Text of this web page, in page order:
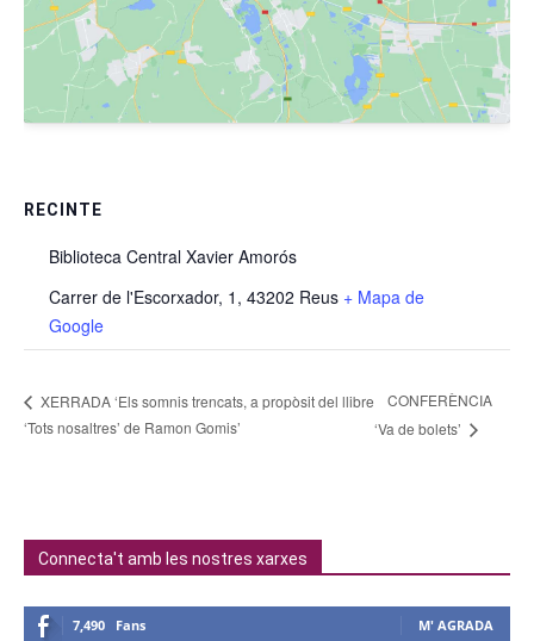
RECINTE
Biblioteca Central Xavier Amorós
Carrer de l'Escorxador, 1, 43202 Reus + Mapa de
Google
XERRADA ‘Els somnis trencats, a propòsit del llibre
‘Tots nosaltres’ de Ramon Gomis’
CONFERÈNCIA
‘Va de bolets’
Connecta't amb les nostres xarxes
7,490 Fans M' AGRADA